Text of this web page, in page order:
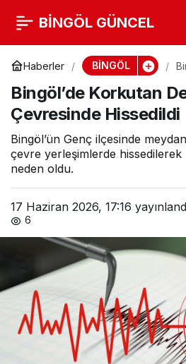
BİNGÖL GÜNCEL
Haberler BİNGÖL
Bingöl’de Korkutan
Çevresinde Hissedildi
Bingöl’ün Genç ilçesinde
çevre yerleşimlerde hissedilerek
neden oldu.
17 Haziran 2026, 17:16
6
Bingöl’de Korkutan
Deprem: Genç Ve
Çevresinde Hissedildi